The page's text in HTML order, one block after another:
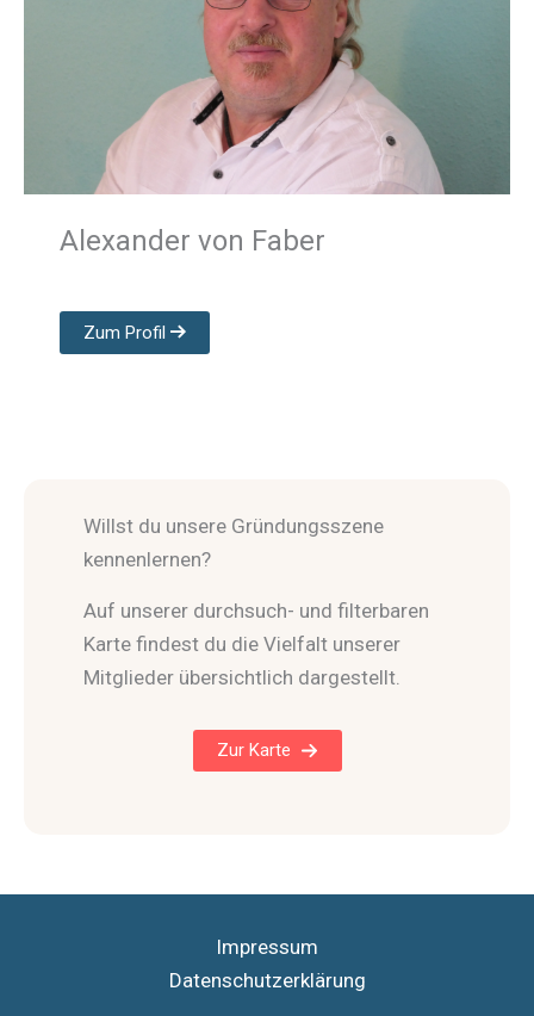
Alexander von Faber
Zum Profil
Willst du unsere Gründungsszene
kennenlernen?
Auf unserer durchsuch- und filterbaren
Karte findest du die Vielfalt unserer
Mitglieder übersichtlich dargestellt.
Zur Karte
Impressum
Datenschutzerklärung